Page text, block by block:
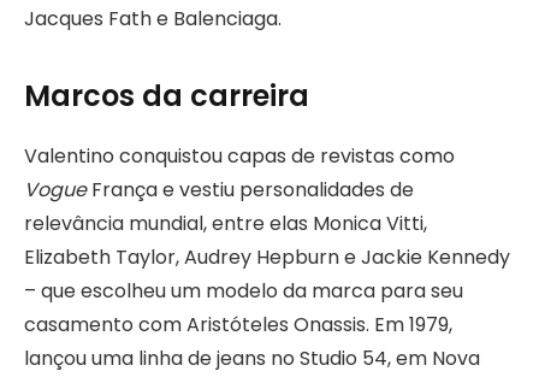
Jacques Fath e Balenciaga.
Marcos da carreira
Valentino conquistou capas de revistas como
VogueFrança e vestiu personalidades de
relevância mundial, entre elas Monica Vitti,
Elizabeth Taylor, Audrey Hepburn e Jackie Kennedy
– que escolheu um modelo da marca para seu
casamento com Aristóteles Onassis. Em 1979,
lançou uma linha de jeans no Studio 54, em Nova